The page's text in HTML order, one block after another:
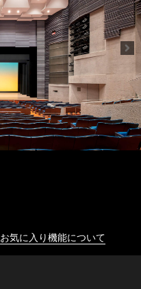
お気に入り機能について